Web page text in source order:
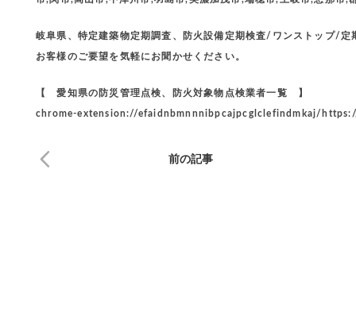
岐阜県、特定建築物定期調査、防火設備定期検査/ワンストッ
お客様のご要望を気軽にお聞かせください。
【 愛知県の防災管理点検、防火対象物点検業者一覧 】
chrome-extension://efaidnbmnnnibpcajpcglclefindmkaj/
前の記事